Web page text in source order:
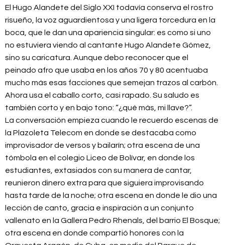
El Hugo Alandete del Siglo XXI todavía conserva el rostro
risueño, la voz aguardientosa y una ligera torcedura en la
boca, que le dan una apariencia singular: es como si uno
no estuviera viendo al cantante Hugo Alandete Gómez,
sino su caricatura. Aunque debo reconocer que el
peinado afro que usaba en los años 70 y 80 acentuaba
mucho más esas facciones que semejan trazos al carbón.
Ahora usa el caballo corto, casi rapado. Su saludo es
también corto y en bajo tono: “¿qué más, mi llave?”.
La conversación empieza cuando le recuerdo escenas de
la Plazoleta Telecom en donde se destacaba como
improvisador de versos y bailarín; otra escena de una
tómbola en el colegio Liceo de Bolívar, en donde los
estudiantes, extasiados con su manera de cantar,
reunieron dinero extra para que siguiera improvisando
hasta tarde de la noche; otra escena en donde le dio una
lección de canto, gracia e inspiración a un conjunto
vallenato en la Gallera Pedro Rhenals, del barrio El Bosque;
otra escena en donde compartió honores con la